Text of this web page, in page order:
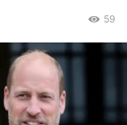
59